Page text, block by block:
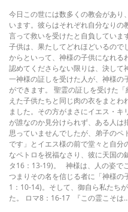
今日この世には数多くの教会があり
います。彼らはそれぞれ自分なりの
言って救いを受けたと自負してい
子供は、果たしてどれほどいるので
からといって、神様の子供になれる
認めてくださらない限りは、決して
一神様の証しを受けた人が、神様の
ができます。 聖霊の証しを受けた
えた子供たちと同じ肉の衣をまと
ました。その方がまさにイエス・
が誰なのか見分けられず、ある人
思っていませんでしたが、弟子の
です」とイエス様の前で堂々と自分
なペトロを祝福なさり、彼に天国
タ16：13-19)。 神様は、人の姿で
つまりその名を信じる者に「神様の
1：10-14)。そして、御自ら私たち
た。 ロマ8：16-17 『この霊こそは...